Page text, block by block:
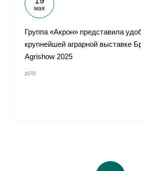
мая
Группа «Акрон» представила
крупнейшей аграрной выставке
Agrishow 2025
#PR